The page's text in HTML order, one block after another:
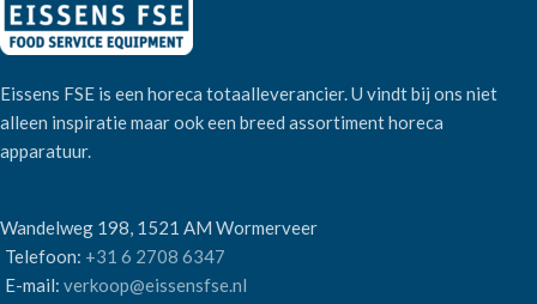
Eissens FSE is een horeca totaalleverancier. U vindt bij ons niet
alleen inspiratie maar ook een breed assortiment horeca
apparatuur.
Wandelweg 198, 1521 AM Wormerveer
Telefoon: +31 6 2708 6347
E-mail: verkoop@eissensfse.nl